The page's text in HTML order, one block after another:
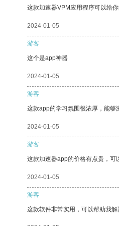
这款加速器VPM应用程序可以给
2024-01-05
游客
这个是app神器
2024-01-05
游客
这款app的学习氛围很浓厚，能够
2024-01-05
游客
这款加速器app的价格有点贵，可
2024-01-05
游客
这款软件非常实用，可以帮助我